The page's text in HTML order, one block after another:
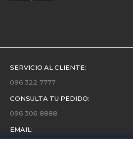
SERVICIO AL CLIENTE:
096 322 7777
CONSULTA TU PEDIDO:
096 306 8888
EMAIL: